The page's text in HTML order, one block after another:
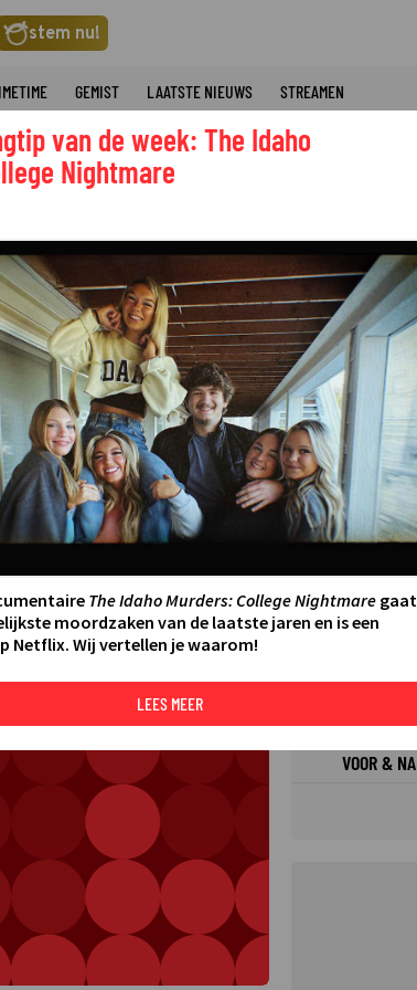
stem nu!
GEMIST LAATSTE NIEUWS STREAMEN
DELEN
FILMS
DE
VOOR &
van de week: The Idaho
Nightmare
The Idaho Murders: College Nightmaregaat
moordzaken van de laatste jaren en is een
Netflix. Wij vertellen je waarom!
LEES MEER